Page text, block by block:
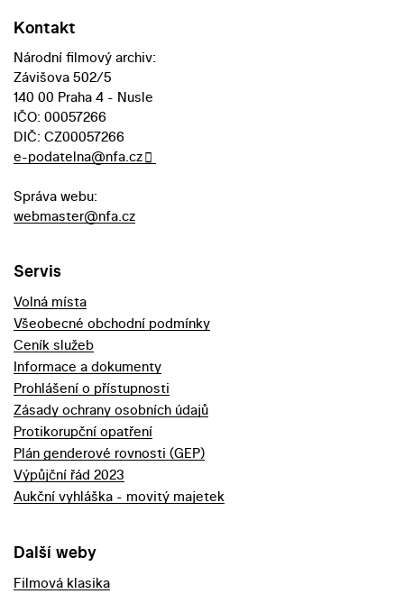
Kontakt
Národní filmový archiv:
Závišova 502/5
140 00 Praha 4 - Nusle
IČO: 00057266
DIČ: CZ00057266
e-podatelna@nfa.cz
Správa webu:
webmaster@nfa.cz
Servis
Volná místa
Všeobecné obchodní podmínky
Ceník služeb
Informace a dokumenty
Prohlášení o přístupnosti
Zásady ochrany osobních údajů
Protikorupční opatření
Plán genderové rovnosti (GEP)
Výpůjční řád 2023
Aukční vyhláška - movitý majetek
Další weby
Filmová klasika